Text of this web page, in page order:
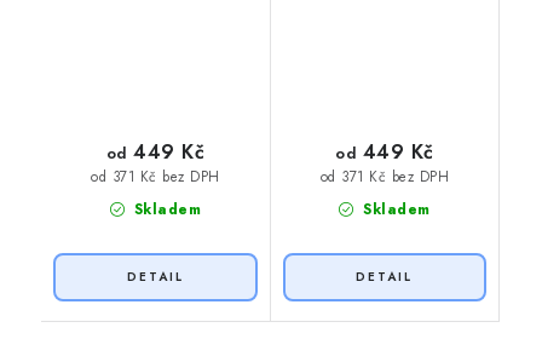
Skladem
od 371 Kč bez DPH
od 449 Kč
Skladem
od 371 Kč bez DPH
od 449 Kč